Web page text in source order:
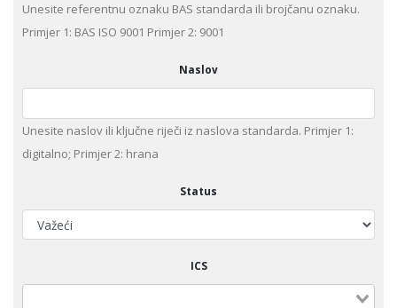
Unesite referentnu oznaku BAS standarda ili brojčanu oznaku.
Primjer 1: BAS ISO 9001 Primjer 2: 9001
Naslov
Unesite naslov ili ključne riječi iz naslova standarda. Primjer 1:
digitalno; Primjer 2: hrana
Status
ICS